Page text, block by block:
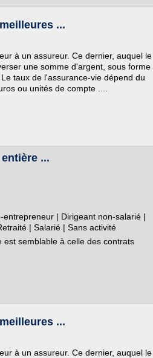
...
à un assureur. Ce dernier, auquel le
une somme d'argent, sous forme
taux de l'assurance-vie dépend du
ou unités de compte ....
...
entrepreneur | Dirigeant non-salarié |
| Salarié | Sans activité
semblable à celle des contrats
...
à un assureur. Ce dernier, auquel le